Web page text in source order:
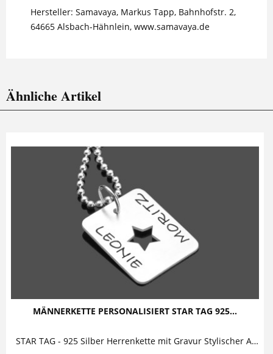
Hersteller: Samavaya, Markus Tapp, Bahnhofstr. 2,
64665 Alsbach-Hähnlein, www.samavaya.de
Ähnliche Artikel
MÄNNERKETTE PERSONALISIERT STAR TAG 925...
STAR TAG - 925 Silber Herrenkette mit Gravur Stylischer Anhänger mit ausgestanztem Stern, auf den zwei Namen geprägt sind. Der Anhänger ist...